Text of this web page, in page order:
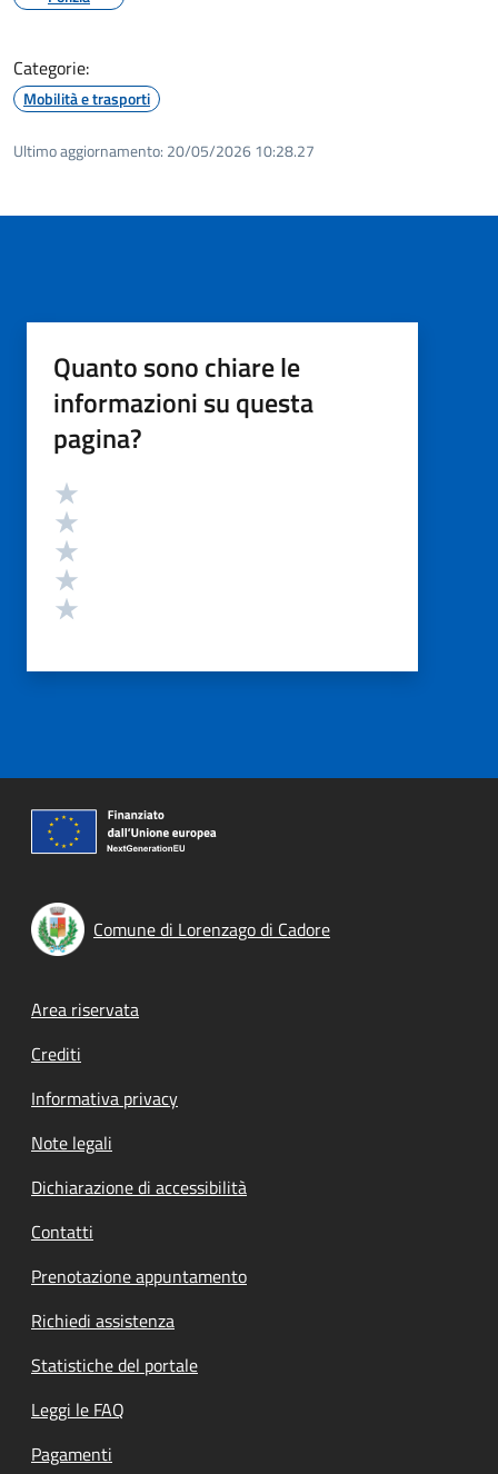
Categorie:
Mobilità e trasporti
Ultimo aggiornamento: 20/05/2026 10:28.27
Quanto sono chiare le
informazioni su questa
pagina?
Valutazione
Comune di Lorenzago di Cadore
Footer menu
Area riservata
Crediti
Informativa privacy
Note legali
Dichiarazione di accessibilità
Contatti
Prenotazione appuntamento
Richiedi assistenza
Statistiche del portale
Leggi le FAQ
Pagamenti